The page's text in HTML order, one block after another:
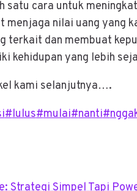
satu cara untuk
menjaga nilai uang yang
terkait dan membuat
kehidupan yang lebih
kami selanjutnya….
#lulus#mulai#nanti#
Strategi Simpel Tapi